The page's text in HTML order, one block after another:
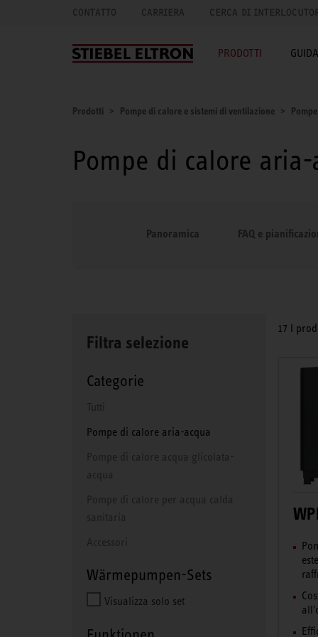
CONTATTO CARRIERA CERCA DI
PRODOTTI GUIDA
Prodotti Pompe di calore e sistemi di ventilazione
Pompe di calore aria-
Panoramica FAQ e
Filtra selezione
Categorie
Tutti
Pompe di calore aria-acqua
Pompe di calore acqua glicolata-
acqua
Pompe di calore per acqua calda
sanitaria
Accessori
Wärmepumpen-Sets
Visualizza solo set
17 I